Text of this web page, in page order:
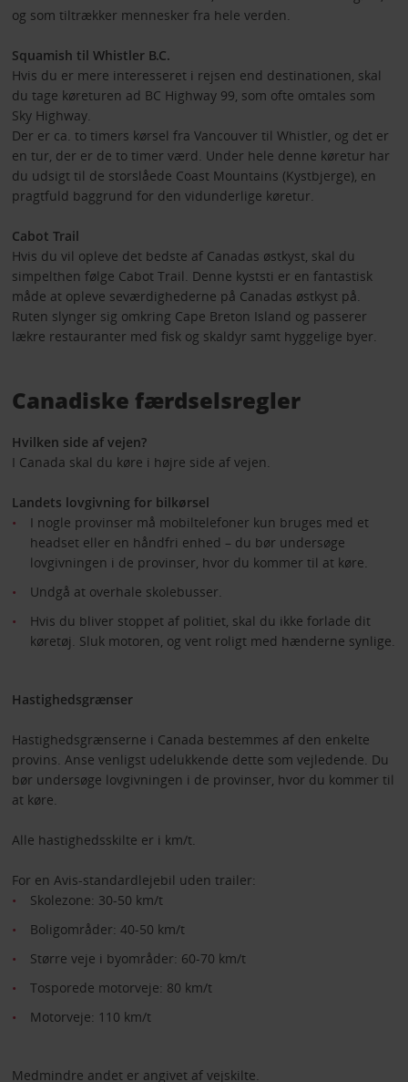
og som tiltrækker mennesker fra hele verden.
Squamish til Whistler B.C.
Hvis du er mere interesseret i rejsen end destinationen, skal
du tage køreturen ad BC Highway 99, som ofte omtales som
Sky Highway.
Der er ca. to timers kørsel fra Vancouver til Whistler, og det er
en tur, der er de to timer værd. Under hele denne køretur har
du udsigt til de storslåede Coast Mountains (Kystbjerge), en
pragtfuld baggrund for den vidunderlige køretur.
Cabot Trail
Hvis du vil opleve det bedste af Canadas østkyst, skal du
simpelthen følge Cabot Trail. Denne kyststi er en fantastisk
måde at opleve seværdighederne på Canadas østkyst på.
Ruten slynger sig omkring Cape Breton Island og passerer
lækre restauranter med fisk og skaldyr samt hyggelige byer.
Canadiske færdselsregler
Hvilken side af vejen?
I Canada skal du køre i højre side af vejen.
Landets lovgivning for bilkørsel
I nogle provinser må mobiltelefoner kun bruges med et
headset eller en håndfri enhed – du bør undersøge
lovgivningen i de provinser, hvor du kommer til at køre.
Undgå at overhale skolebusser.
Hvis du bliver stoppet af politiet, skal du ikke forlade dit
køretøj. Sluk motoren, og vent roligt med hænderne synlige.
Hastighedsgrænser
Hastighedsgrænserne i Canada bestemmes af den enkelte
provins. Anse venligst udelukkende dette som vejledende. Du
bør undersøge lovgivningen i de provinser, hvor du kommer til
at køre.
Alle hastighedsskilte er i km/t.
For en Avis-standardlejebil uden trailer:
Skolezone: 30-50 km/t
Boligområder: 40-50 km/t
Større veje i byområder: 60-70 km/t
Tosporede motorveje: 80 km/t
Motorveje: 110 km/t
Medmindre andet er angivet af vejskilte.